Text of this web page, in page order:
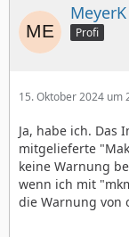
MeyerK
Profi
15. Oktober 2024 um
Ja, habe ich. Das
mitgelieferte
keine Warnung
wenn ich mit
die Warnung von